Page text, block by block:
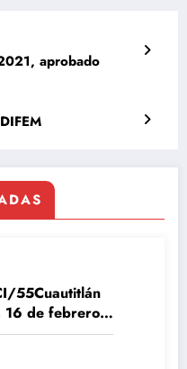
aprobado
55Cuautitlán
16 de febrero